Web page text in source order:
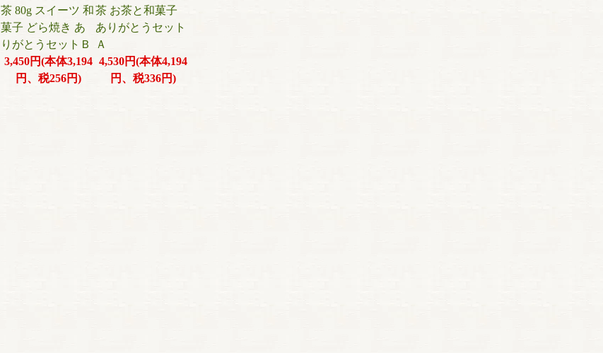
茶 80g スイーツ 和
菓子 どら焼き あ
りがとうセットＢ
3,450円(本体3,194
円、税256円)
茶 お茶と和菓子
ありがとうセット
Ａ
4,530円(本体4,194
円、税336円)